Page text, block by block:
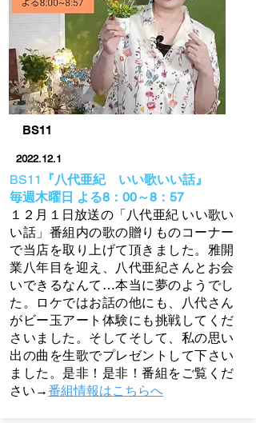
BS11
2022.12.1
BS11
『八代亜紀 いい歌いい話』
毎週木曜日 よる8：00～8：57
１２月１日放送の「八代亜紀 いい歌い
い話」番組内の歌の贈りものコーナー
で当店を取り上げて頂きました。雅開
業八年目を迎え、八代亜紀さんとお会
いできるなんて…本当に夢のようでし
た。ロケではお話の他にも、八代さん
がビー玉アート体験にも挑戦してくだ
さいました。そしてそして、私の思い
出の曲を生歌でプレゼントして下さい
ました。是非！是非！番組をご覧くだ
さい →番組情報はこちらへ